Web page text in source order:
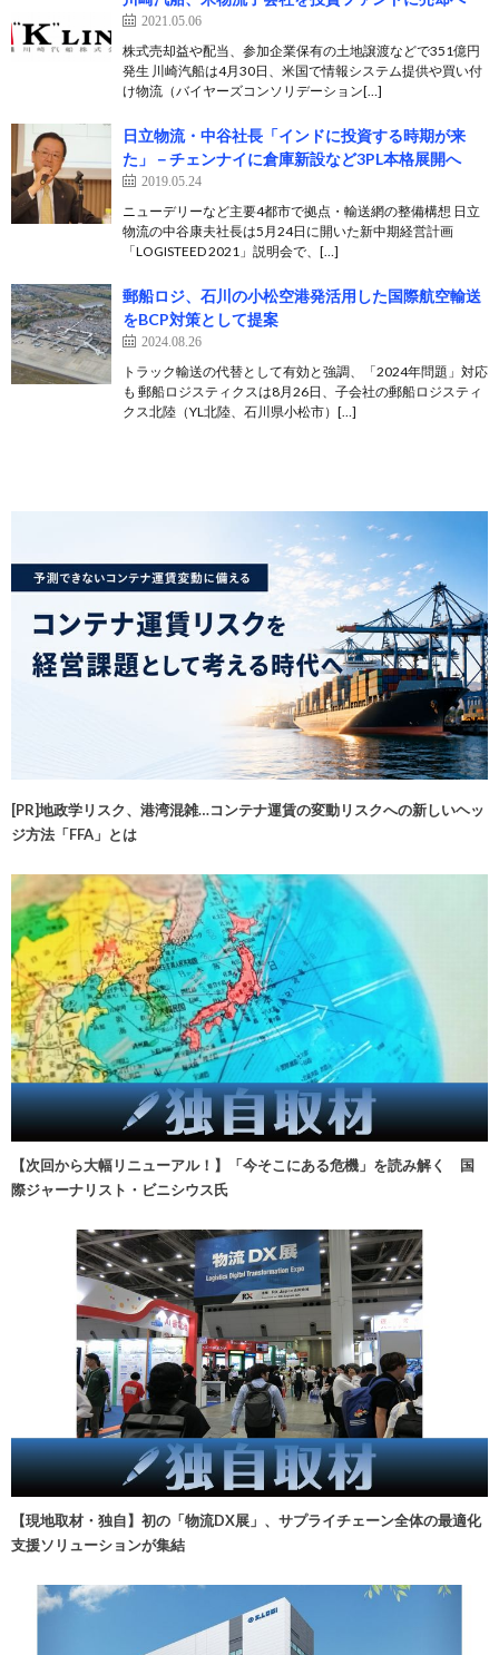
2021.05.06
株式売却益や配当、参加企業保有の土地譲渡などで351億円
発生 川崎汽船は4月30日、米国で情報システム提供や買い付
け物流（バイヤーズコンソリデーション[…]
日立物流・中谷社長「インドに投資する時期が来
た」－チェンナイに倉庫新設など3PL本格展開へ
2019.05.24
ニューデリーなど主要4都市で拠点・輸送網の整備構想 日立
物流の中谷康夫社長は5月24日に開いた新中期経営計画
「LOGISTEED 2021」説明会で、[…]
郵船ロジ、石川の小松空港発活用した国際航空輸送
をBCP対策として提案
2024.08.26
トラック輸送の代替として有効と強調、「2024年問題」対応
も 郵船ロジスティクスは8月26日、子会社の郵船ロジスティ
クス北陸（YL北陸、石川県小松市）[…]
[PR]地政学リスク、港湾混雑…コンテナ運賃の変動リスクへの新しいヘッ
ジ方法「FFA」とは
【次回から大幅リニューアル！】「今そこにある危機」を読み解く 国
際ジャーナリスト・ビニシウス氏
【現地取材・独自】初の「物流DX展」、サプライチェーン全体の最適化
支援ソリューションが集結